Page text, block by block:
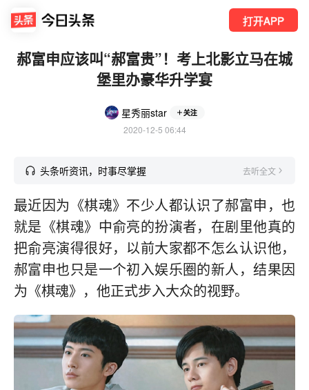
打开APP
郝富申应该叫“郝富贵”！考上北影立马在城
堡里办豪华升学宴
星秀丽star 关注
2020-12-5 06:44
头条听资讯，时事尽掌握 去听全文
最近因为《棋魂》不少人都认识了郝富申，也
就是《棋魂》中俞亮的扮演者，在剧里他真的
把俞亮演得很好，以前大家都不怎么认识他，
郝富申也只是一个初入娱乐圈的新人，结果因
为《棋魂》，他正式步入大众的视野。